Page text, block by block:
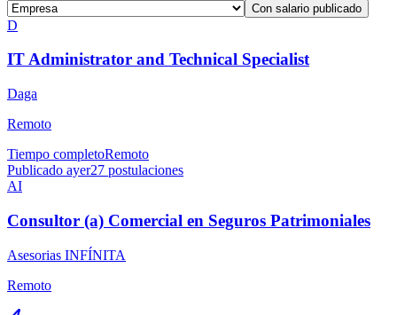
Con salario publicado
D
IT Administrator and Technical Specialist
Daga
Remoto
Tiempo completoRemoto
Publicado ayer27 postulaciones
AI
Consultor (a) Comercial en Seguros Patrimoniales
Asesorias INFÍNITA
Remoto